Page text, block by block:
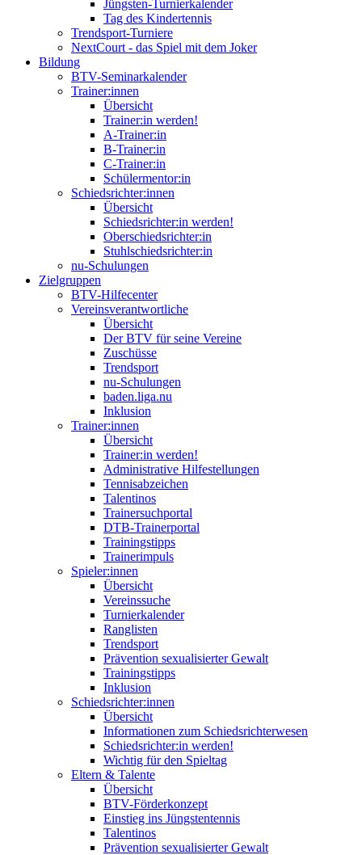
Jüngsten-Turnierkalender
Tag des Kindertennis
Trendsport-Turniere
NextCourt - das Spiel mit dem Joker
Bildung
BTV-Seminarkalender
Trainer:innen
Übersicht
Trainer:in werden!
A-Trainer:in
B-Trainer:in
C-Trainer:in
Schülermentor:in
Schiedsrichter:innen
Übersicht
Schiedsrichter:in werden!
Oberschiedsrichter:in
Stuhlschiedsrichter:in
nu-Schulungen
Zielgruppen
BTV-Hilfecenter
Vereinsverantwortliche
Übersicht
Der BTV für seine Vereine
Zuschüsse
Trendsport
nu-Schulungen
baden.liga.nu
Inklusion
Trainer:innen
Übersicht
Trainer:in werden!
Administrative Hilfestellungen
Tennisabzeichen
Talentinos
Trainersuchportal
DTB-Trainerportal
Trainingstipps
Trainerimpuls
Spieler:innen
Übersicht
Vereinssuche
Turnierkalender
Ranglisten
Trendsport
Prävention sexualisierter Gewalt
Trainingstipps
Inklusion
Schiedsrichter:innen
Übersicht
Informationen zum Schiedsrichterwesen
Schiedsrichter:in werden!
Wichtig für den Spieltag
Eltern & Talente
Übersicht
BTV-Förderkonzept
Einstieg ins Jüngstentennis
Talentinos
Prävention sexualisierter Gewalt